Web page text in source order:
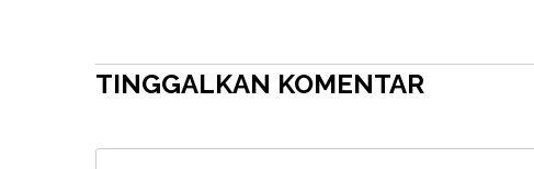
TINGGALKAN KOMENTAR